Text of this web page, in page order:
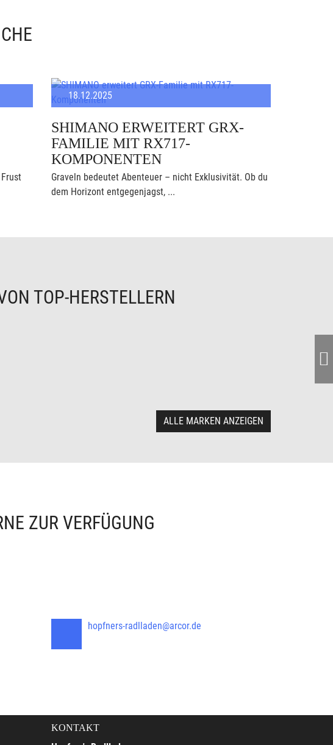
18.12.2025
SHIMANO ERWEITERT GRX-
FAMILIE MIT RX717-
KOMPONENTEN
Graveln bedeutet Abenteuer – nicht Exklusivität. Ob du
dem Horizont entgegenjagst, ...
TOP-HERSTELLERN
ALLE MARKEN ANZEIGEN
ZUR VERFÜGUNG
hopfners-radlladen@arcor.de
KONTAKT